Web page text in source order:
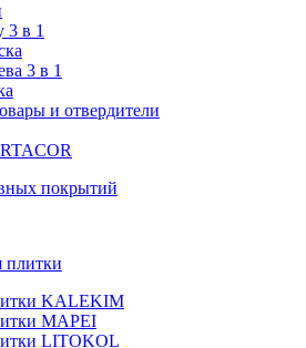
3 в 1
3 в 1
и отвердители
покрытий
плитки
KALEKIM
MAPEI
LITOKOL